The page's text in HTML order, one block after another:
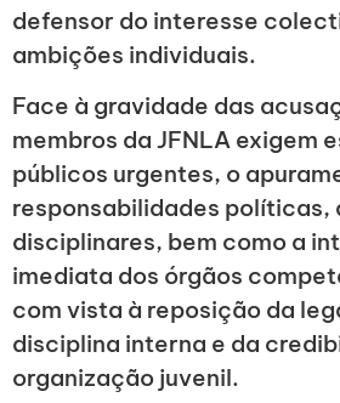
defensor do interesse
ambições individuais.
Face à gravidade das
membros da JFNLA exigem
públicos urgentes, o
responsabilidades políticas,
disciplinares, bem como a
imediata dos órgãos
com vista à reposição da
disciplina interna e da
organização juvenil.